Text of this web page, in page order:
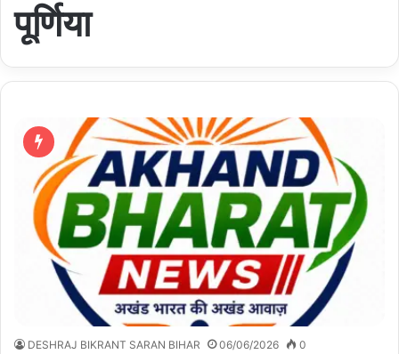
पूर्णिया
DESHRAJ BIKRANT SARAN BIHAR 06/06/2026 0